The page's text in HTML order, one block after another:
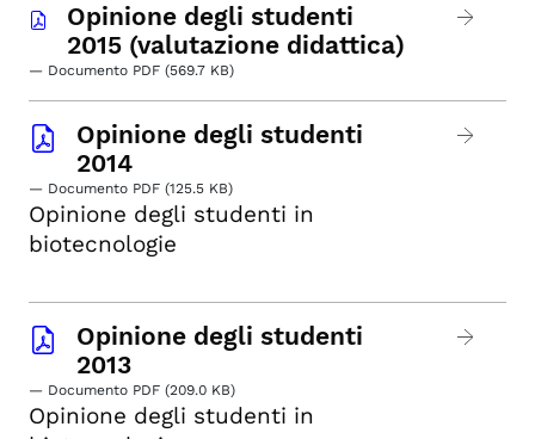
Opinione degli studenti
2015 (valutazione didattica)
— Documento PDF (569.7 KB)
Opinione degli studenti
2014
— Documento PDF (125.5 KB)
Opinione degli studenti in
biotecnologie
Opinione degli studenti
2013
— Documento PDF (209.0 KB)
Opinione degli studenti in